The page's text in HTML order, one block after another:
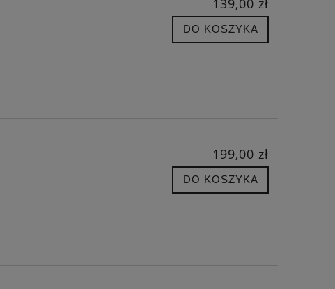
139,00 zł
DO KOSZYKA
199,00 zł
DO KOSZYKA